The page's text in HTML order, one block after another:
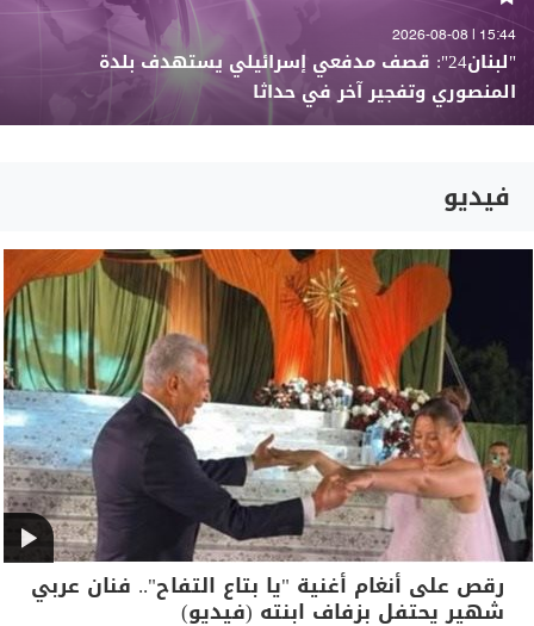
15:44 | 2026-08-08
"لبنان24": قصف مدفعي إسرائيلي يستهدف بلدة
المنصوري وتفجير آخر في حداثا
فيديو
رقص على أنغام أغنية "يا بتاع التفاح".. فنان عربي
شهير يحتفل بزفاف ابنته (فيديو)